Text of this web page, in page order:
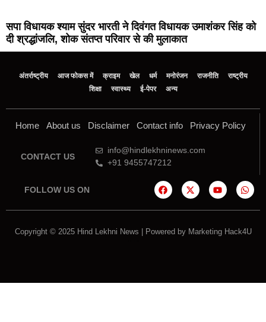
सपा विधायक श्याम सुंदर भारती ने दिवंगत विधायक उमाशंकर सिंह को
दी श्रद्धांजलि, शोक संतप्त परिवार से की मुलाकात
अंतर्राष्ट्रीय आज फोकस में क्राइम खेल धर्म मनोरंजन राजनीति
राष्ट्रीय
शिक्षा
स्वास्थ्य ई-पेपर अन्य
Home About us Disclaimer Contact info Privacy Policy
CONTACT US
info@hindlekhninews.com
+91 9455747212
FOLLOW US ON
Copyright © 2025 Hind Lekhni News | Powered by Marketing Hack4U